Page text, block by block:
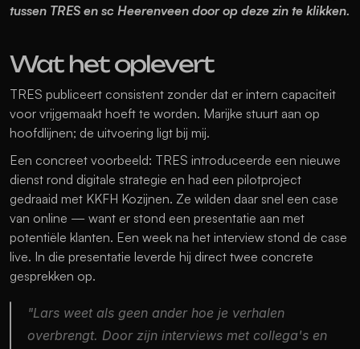
tussen TRES en sc Heerenveen door op deze zin te klikken.
Wat het oplevert
TRES publiceert consistent zonder dat er intern capaciteit
voor vrijgemaakt hoeft te worden. Marijke stuurt aan op
hoofdlijnen; de uitvoering ligt bij mij.
Een concreet voorbeeld: TRES introduceerde een nieuwe
dienst rond digitale strategie en had een pilotproject
gedraaid met KKFH Kozijnen. Ze wilden daar snel een case
van online — want er stond een presentatie aan met
potentiële klanten. Een week na het interview stond de case
live. In die presentatie leverde hij direct twee concrete
gesprekken op.
"Lars weet als geen ander hoe je verhalen
overbrengt. Door zijn interviews met collega's en